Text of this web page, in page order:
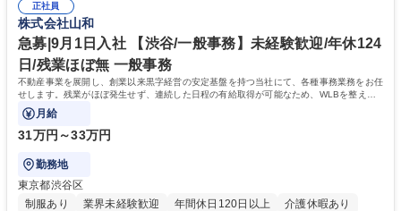
道路施設や道路工事現場の見学ツアー事業 ※入社後は上記いずれかの部門
へ配属。※業務内容変更の範囲：会社の定める業務 募集職種 【都庁グル
ープ】総合職（事務）◇残業月平均9時間未満／有給年平均16日取得
部門など多岐に渡る業務を経験できます。 ■様々なプロジェクト：駐車場
事業の他、新宿駅西口広場内に設置された照明を兼ねた広告「ブライトサ
イン」の管理運営を行うなど、事業収益を生み出す活動を積極的に行って
います。 学歴・資格 学歴：大学院 大学 高専 短大 専修学校 高校 語学力：
資格：
正社員
株式会社山和
急募|9月1日入社 【渋谷/一般事務】未経験歓迎/年休124
日/残業ほぼ無 一般事務
不動産事業を展開し、創業以来黒字経営の安定基盤を持つ当社にて、各種事務業務をお任
せします。残業がほぼ発生せず、連続した日程の有給取得が可能なため、WLBを整えた
い方にお勧めの環境です！
月給
31万円～33万円
勤務地
東京都渋谷区
制服あり
業界未経験歓迎 年間休日120日以上
介護休暇あり